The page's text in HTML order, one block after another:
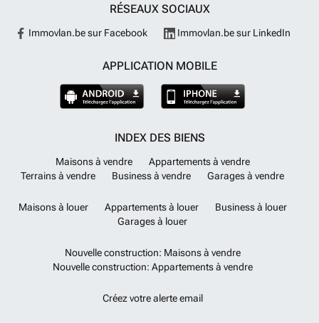
RÉSEAUX SOCIAUX
Immovlan.be sur Facebook Immovlan.be sur LinkedIn
APPLICATION MOBILE
INDEX DES BIENS
Maisons à vendre
Appartements à vendre
Terrains à vendre
Business à vendre Garages à vendre
Maisons à louer Appartements à louer
Business à louer
Garages à louer
Nouvelle construction: Maisons à vendre
Nouvelle construction: Appartements à vendre
Créez votre alerte email